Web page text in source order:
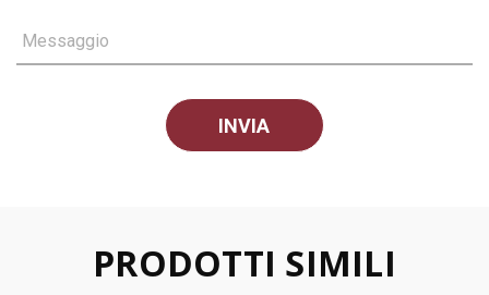
Messaggio
PRODOTTI SIMILI